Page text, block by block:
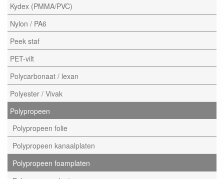
Kydex (PMMA/PVC)
Nylon / PA6
Peek staf
PET-vilt
Polycarbonaat / lexan
Polyester / Vivak
Polypropeen
Polypropeen folie
Polypropeen kanaalplaten
Polypropeen foamplaten